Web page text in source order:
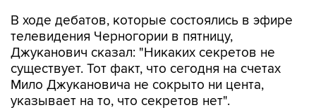
В ходе дебатов, которые состоялись в эфире
телевидения Черногории в пятницу,
Джуканович сказал: "Никаких секретов не
существует. Тот факт, что сегодня на счетах
Мило Джукановича не сокрыто ни цента,
указывает на то, что секретов нет".